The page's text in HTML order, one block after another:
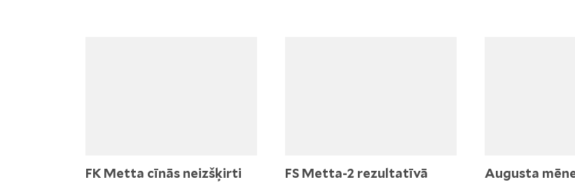
FK Metta cīnās neizšķirti
FS Metta-2 rezultatīvā
Augusta